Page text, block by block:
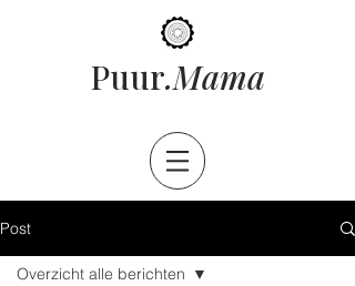
Puur.Mama
Post
Overzicht alle berichten